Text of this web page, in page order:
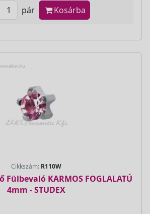
pár Kosárba
Cikkszám: R110W
Fülbevaló KARMOS FOGLALATÚ
4mm - STUDEX